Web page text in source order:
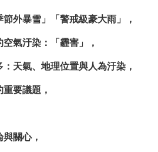
外暴雪」「警戒級豪大雨」，
氣汙染：「霾害」，
天氣、地理位置與人為汙染，
要議題，
關心，